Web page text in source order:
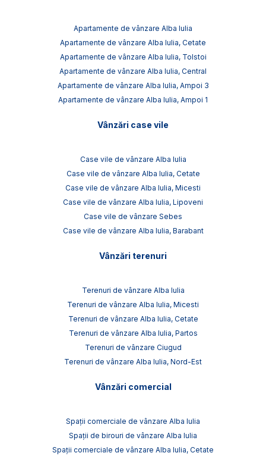
Apartamente de vânzare Alba Iulia
Apartamente de vânzare Alba Iulia, Cetate
Apartamente de vânzare Alba Iulia, Tolstoi
Apartamente de vânzare Alba Iulia, Central
Apartamente de vânzare Alba Iulia, Ampoi 3
Apartamente de vânzare Alba Iulia, Ampoi 1
Vânzări case vile
Case vile de vânzare Alba Iulia
Case vile de vânzare Alba Iulia, Cetate
Case vile de vânzare Alba Iulia, Micesti
Case vile de vânzare Alba Iulia, Lipoveni
Case vile de vânzare Sebes
Case vile de vânzare Alba Iulia, Barabant
Vânzări terenuri
Terenuri de vânzare Alba Iulia
Terenuri de vânzare Alba Iulia, Micesti
Terenuri de vânzare Alba Iulia, Cetate
Terenuri de vânzare Alba Iulia, Partos
Terenuri de vânzare Ciugud
Terenuri de vânzare Alba Iulia, Nord-Est
Vânzări comercial
Spații comerciale de vânzare Alba Iulia
Spații de birouri de vânzare Alba Iulia
Spații comerciale de vânzare Alba Iulia, Cetate